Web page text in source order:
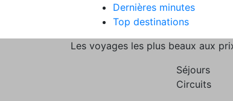
Dernières minutes
Top destinations
Les voyages les plus beaux aux
Séjours
Circuits